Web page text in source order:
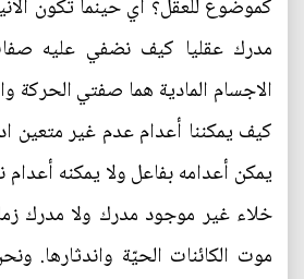
كموضوع للعقل؟ أي حينما تكون
مدرك عقليا كيف نضفي عليه
الاجسام المادية هما صفتي الحركة
كيف يمكننا أعدام عدم غير متعين
يمكن أعدامه بفاعل ولا يمكنه أعدام
خلاء غير موجود مدرك ولا مدرك
موت الكائنات الحيّة واندثارها.